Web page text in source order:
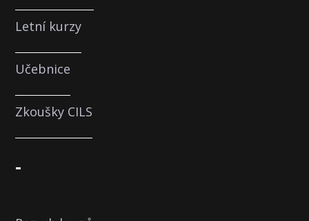
Letní kurzy
Učebnice
Zkoušky CILS
-